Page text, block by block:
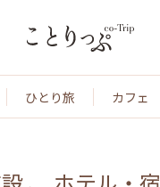
ひとり旅 カフェ